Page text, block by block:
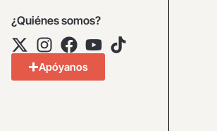
¿Quiénes somos?
Apóyanos